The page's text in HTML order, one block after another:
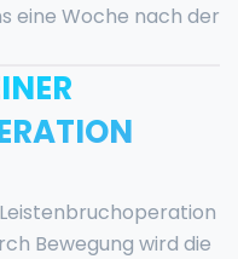
eine Woche nach der
Bewegung wird die